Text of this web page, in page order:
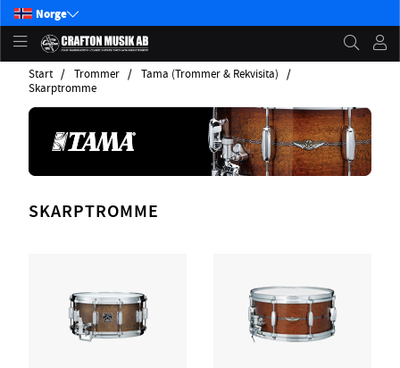
Norge
Start Trommer
Tama (Trommer & Rekvisita)
Skarptromme
SKARPTROMME